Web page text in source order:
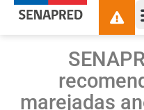
marejadas